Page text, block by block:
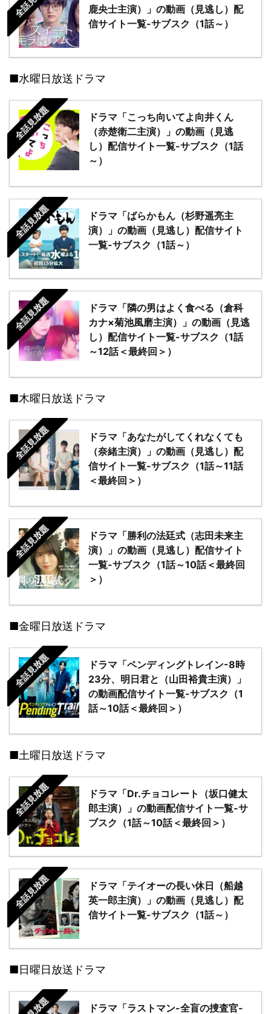
鹿央士主演）」の動画（見逃し）配
信サイト一覧-サブスク（1話～）
■水曜日放送ドラマ
全話見放題
ドラマ「こっち向いてよ向井くん
（赤楚衛二主演）」の動画（見逃
し）配信サイト一覧-サブスク（1話
～）
全話見放題
ドラマ「ばらかもん（杉野遥亮主
演）」の動画（見逃し）配信サイト
一覧-サブスク（1話～）
全話見放題
ドラマ「隣の男はよく食べる（倉科
カナ×菊池風磨主演）」の動画（見逃
し）配信サイト一覧-サブスク（1話
～12話＜最終回＞）
■木曜日放送ドラマ
全話見放題
ドラマ「あなたがしてくれなくても
（奈緒主演）」の動画（見逃し）配
信サイト一覧-サブスク（1話～11話
＜最終回＞）
全話見放題
ドラマ「勝利の法廷式（志田未来主
演）」の動画（見逃し）配信サイト
一覧-サブスク（1話～10話＜最終回
＞）
■金曜日放送ドラマ
全話見放題
ドラマ「ペンディングトレイン-8時
23分、明日君と（山田裕貴主演）」
の動画配信サイト一覧-サブスク（1
話～10話＜最終回＞）
■土曜日放送ドラマ
全話見放題
ドラマ「Dr.チョコレート（坂口健太
郎主演）」の動画配信サイト一覧-サ
ブスク（1話～10話＜最終回＞）
全話見放題
ドラマ「テイオーの長い休日（船越
英一郎主演）」の動画（見逃し）配
信サイト一覧-サブスク（1話～）
■日曜日放送ドラマ
ドラマ「ラストマン-全盲の捜査官-